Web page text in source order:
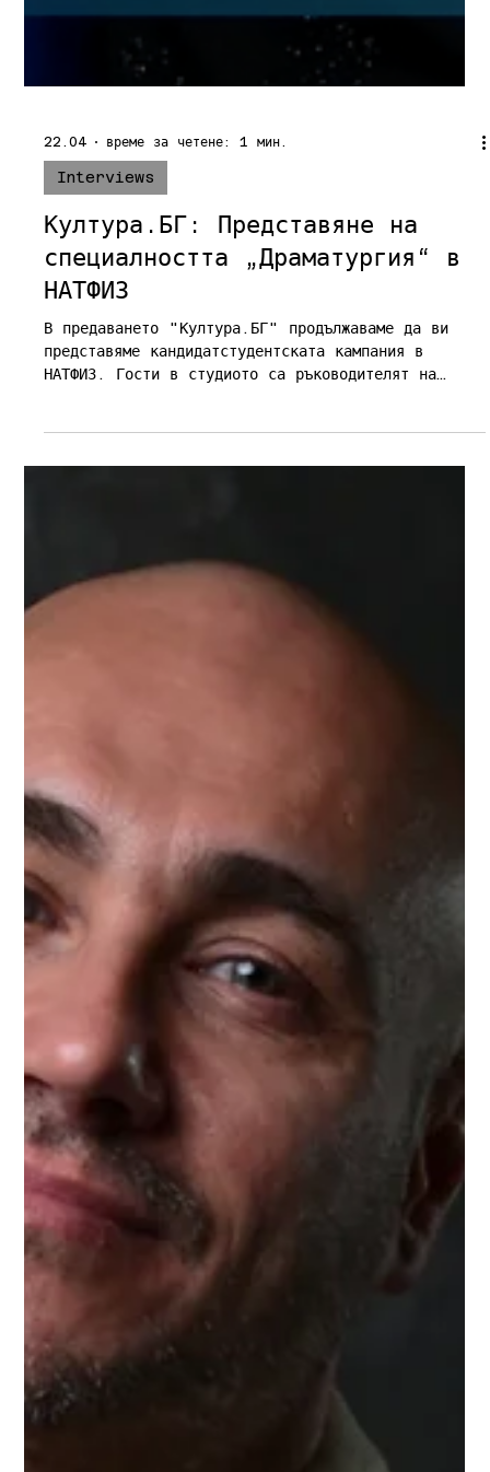
22.04 време за четене: 1 мин.
Interviews
специалността „Драматургия“ в
НАТФИЗ
специалност "Драматургия" - доц. д-р Николай
Йорданов и Ирина Иванова, която ни представя